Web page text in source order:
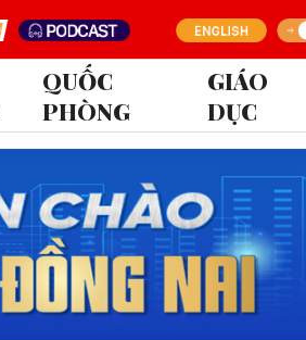
QUỐC
PHÒNG
GIÁO
DỤC